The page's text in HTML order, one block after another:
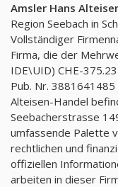
Amsler Hans
Region Seebach in
Vollständiger
Firma, die der
IDE\UID) CHE-
Pub. Nr.
Alteisen-Handel
Seebacherstrasse
umfassende Palette
rechtlichen und
offiziellen
arbeiten in dieser